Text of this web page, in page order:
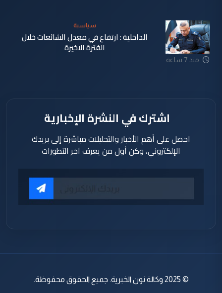
منذ 7 ساعة
سياسية
الداخلية : ارتفاع في معدل الشائعات خلال
الفترة الاخيرة
اشترك في النشرة الإخبارية
احصل على أهم الأخبار والتحليلات مباشرة إلى بريدك
الإلكتروني، وكن أول من يعرف آخر التطورات
© 2025 وكالة نون الخبرية. جميع الحقوق محفوظة.